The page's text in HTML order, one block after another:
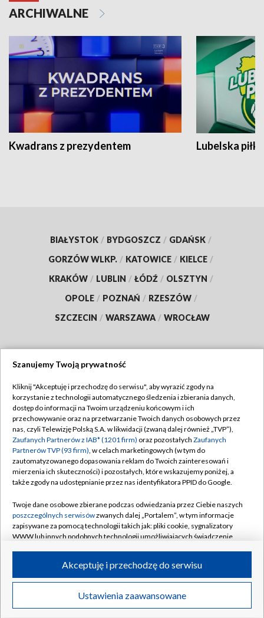
ARCHIWALNE
Kwadrans z prezydentem Lubelska piłka
BIAŁYSTOK / BYDGOSZCZ / GDAŃSK /
GORZÓW WLKP. / KATOWICE / KIELCE /
KRAKÓW / LUBLIN / ŁÓDŹ / OLSZTYN /
OPOLE / POZNAŃ / RZESZÓW /
SZCZECIN / WARSZAWA / WROCŁAW
TVP
Abonament TVP
Emisja w TVP
Centrum informacji TVP
Naziemna Telewizja Cyfrowa
Rada Programowa
System NOS
Informacje o nadawcy
Program dla prasy
Ogłoszenie przetargowe
Regulamin TVP
Polityka prywatności
Moje zgody
Pomoc
Kontakt
Kanały
©2026 Telewizja Polska S.A. w likwidacji
Szanujemy Twoją prywatność
Kliknij "Akceptuję i przechodzę do serwisu", aby wyrazić zgody na
korzystanie z technologii automatycznego śledzenia i zbierania danych,
dostęp do informacji na Twoim urządzeniu końcowym i ich
przechowywanie oraz na przetwarzanie Twoich danych osobowych przez
nas, czyli Telewizję Polską S.A. w likwidacji (zwaną dalej również „TVP”),
Zaufanych Partnerów z IAB* (1201 firm) oraz pozostałych Zaufanych
Partnerów TVP (93 firm), w celach marketingowych (w tym do
zautomatyzowanego dopasowania reklam do Twoich zainteresowań i
mierzenia ich skuteczności) i pozostałych, które wskazujemy poniżej, a
także zgody na udostępnianie przez nas identyfikatora PPID do Google.
Twoje dane osobowe zbierane podczas odwiedzania przez Ciebie naszych
poszczególnych serwisówzwanych dalej „Portalem”, w tym informacje
zapisywane za pomocą technologii takich jak: pliki cookie, sygnalizatory
WWW lub innych podobnych technologii umożliwiających świadczenie
ruchu w Internecie.
Twoje dane osobowe zbierane podczas odwiedzania przez Ciebie
poszczególnych serwisówna Portalu, takie jak adresy IP, identyfikatory
Ustawienia zaawansowane
Akceptuję i przechodzę do serwisu